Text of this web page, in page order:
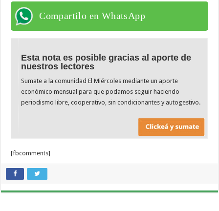
Compartilo en WhatsApp
Esta nota es posible gracias al aporte de
nuestros lectores
Sumate a la comunidad El Miércoles mediante un aporte
económico mensual para que podamos seguir haciendo
periodismo libre, cooperativo, sin condicionantes y autogestivo.
[fbcomments]